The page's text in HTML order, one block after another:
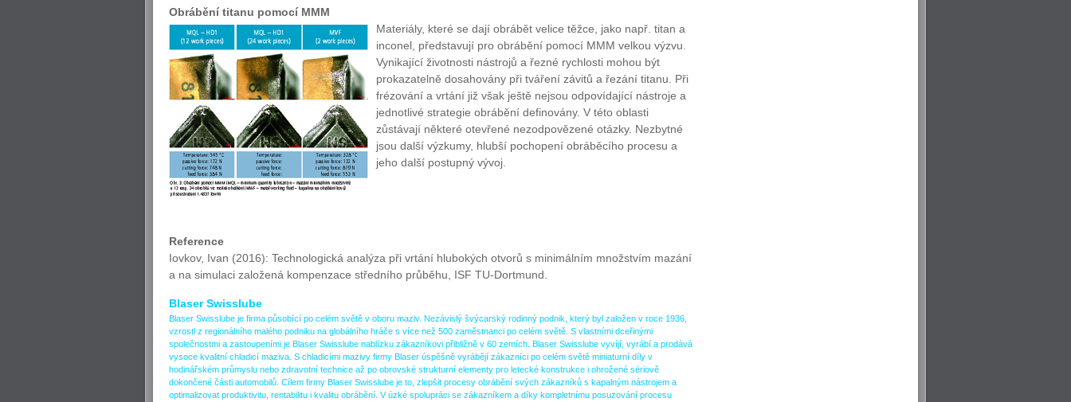
Obrábění titanu pomocí MMM
Materiály, které se dají obrábět velice těžce, jako např. titan a
inconel, představují pro obrábění pomocí MMM velkou výzvu.
Vynikající životnosti nástrojů a řezné rychlosti mohou být
prokazatelně dosahovány při tváření závitů a řezání titanu. Při
frézování a vrtání již však ještě nejsou odpovídající nástroje a
jednotlivé strategie obrábění definovány. V této oblasti
zůstávají některé otevřené nezodpovězené otázky. Nezbytné
jsou další výzkumy, hlubší pochopení obráběcího procesu a
jeho další postupný vývoj.
Reference
Iovkov, Ivan (2016): Technologická analýza při vrtání hlubokých otvorů s minimálním množstvím mazání
a na simulaci založená kompenzace středního průběhu, ISF TU-Dortmund.
Blaser Swisslube
Blaser Swisslube je firma působící po celém světě v oboru maziv. Nezávislý švýcarský rodinný podnik, který byl založen v roce 1936,
vzrostl z regionálního malého podniku na globálního hráče s více než 500 zaměstnanci po celém světě. S vlastními dceřinými
společnostmi a zastoupeními je Blaser Swisslube nablízku zákazníkovi přibližně v 60 zemích. Blaser Swisslube vyvíjí, vyrábí a prodává
vysoce kvalitní chladicí maziva. S chladicími mazivy firmy Blaser úspěšně vyrábějí zákazníci po celém světě miniaturní díly v
hodinářském průmyslu nebo zdravotní technice až po obrovské strukturní elementy pro letecké konstrukce i ohrožené sériově
dokončené části automobilů. Cílem firmy Blaser Swisslube je to, zlepšit procesy obrábění svých zákazníků s kapalným nástrojem a
optimalizovat produktivitu, rentabilitu i kvalitu obrábění. V úzké spolupráci se zákazníkem a díky kompletnímu posuzování procesu